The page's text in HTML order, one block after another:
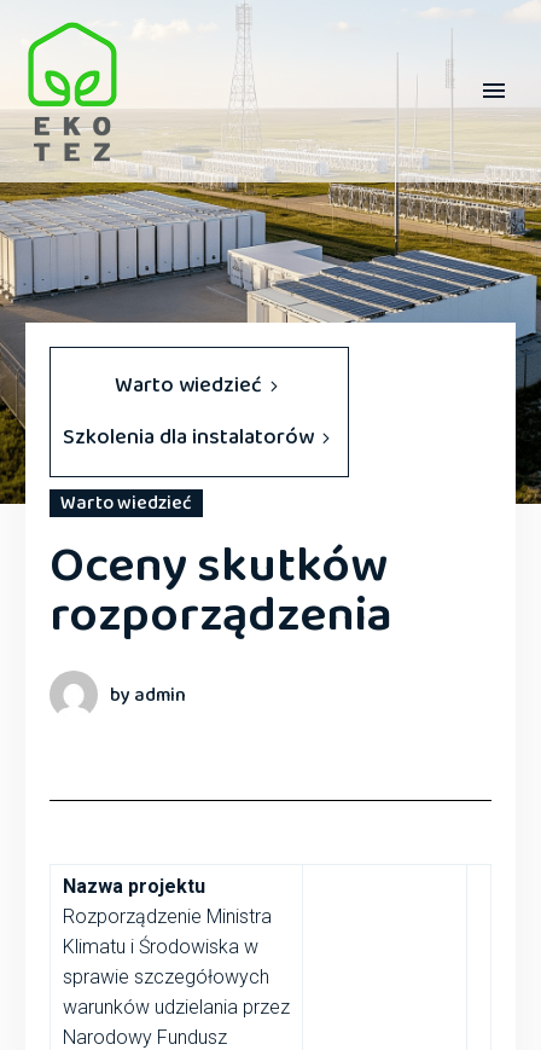
Warto wiedzieć
Szkolenia dla instalatorów
Warto wiedzieć
Oceny skutków
rozporządzenia
by admin
Nazwa projektu
Rozporządzenie Ministra
Klimatu i Środowiska w
sprawie szczegółowych
warunków udzielania przez
Narodowy Fundusz